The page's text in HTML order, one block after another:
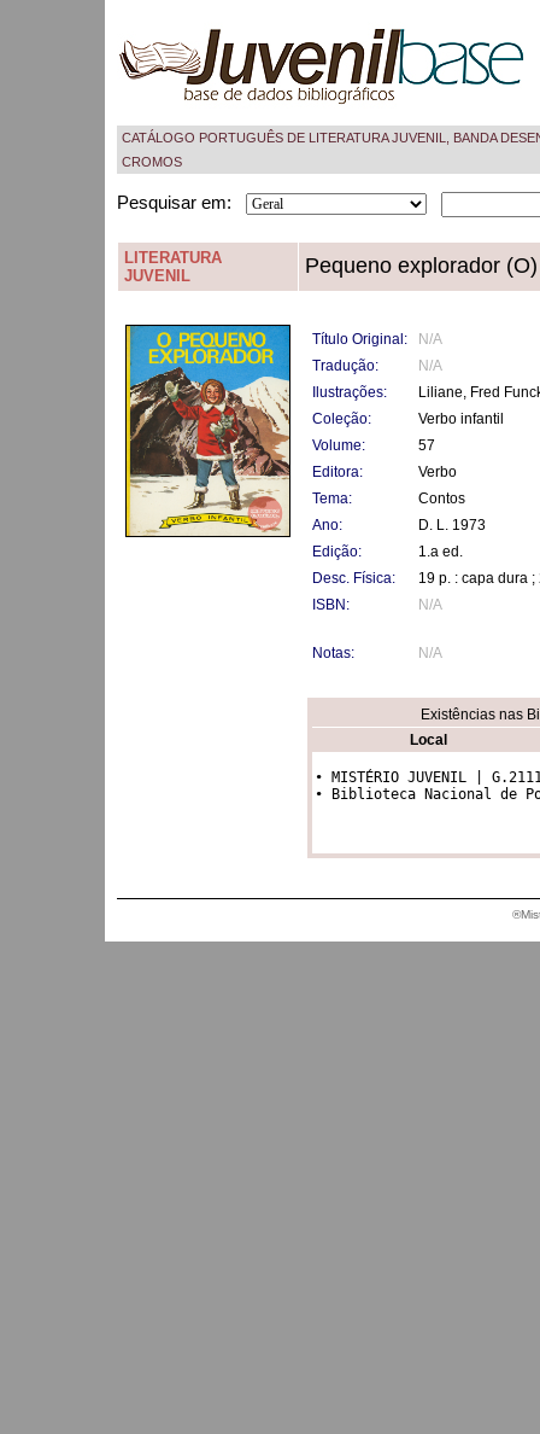
CATÁLOGO PORTUGUÊS DE LITERATURA JUVENIL, BANDA
CROMOS
Pesquisar em:
LITERATURA
JUVENIL
Pequeno explorador (O)
Título Original:
N/A
Tradução:
N/A
Ilustrações:
Liliane, Fred
Coleção:
Verbo infantil
Volume:
57
Editora:
Verbo
Tema:
Contos
Ano:
D. L. 1973
Edição:
1.a ed.
Desc. Física:
19 p. : capa dura ;
ISBN:
N/A
Notas: N/A
Existências nas
Local
• MISTÉRIO JUVENIL |
• Biblioteca Nacional de